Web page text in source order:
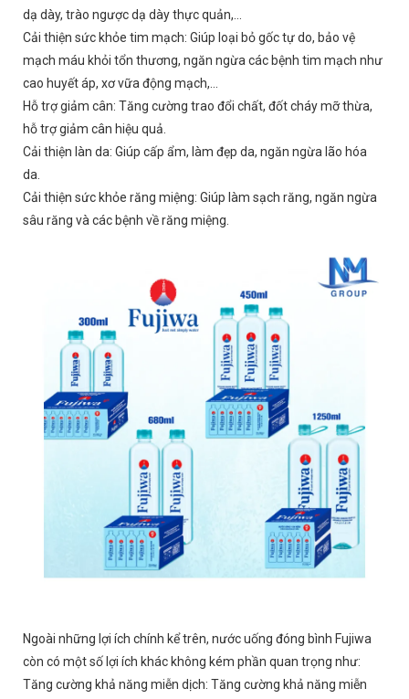
dạ dày, trào ngược dạ dày thực quản,...
Cải thiện sức khỏe tim mạch: Giúp loại bỏ gốc tự do, bảo vệ
mạch máu khỏi tổn thương, ngăn ngừa các bệnh tim mạch như
cao huyết áp, xơ vữa động mạch,...
Hỗ trợ giảm cân: Tăng cường trao đổi chất, đốt cháy mỡ thừa,
hỗ trợ giảm cân hiệu quả.
Cải thiện làn da: Giúp cấp ẩm, làm đẹp da, ngăn ngừa lão hóa
da.
Cải thiện sức khỏe răng miệng: Giúp làm sạch răng, ngăn ngừa
sâu răng và các bệnh về răng miệng.
Ngoài những lợi ích chính kể trên, nước uống đóng bình Fujiwa
còn có một số lợi ích khác không kém phần quan trọng như:
Tăng cường khả năng miễn dịch: Tăng cường khả năng miễn